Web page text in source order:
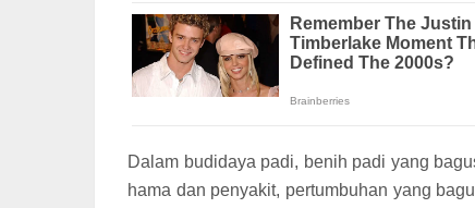
Dalam budidaya padi, benih padi yang
hama dan penyakit, pertumbuhan yang